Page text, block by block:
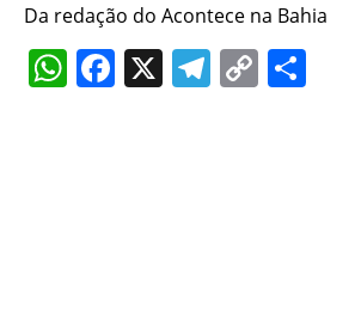
Da redação do Acontece na Bahia
WhatsApp
Facebook
X Telegram
Copy